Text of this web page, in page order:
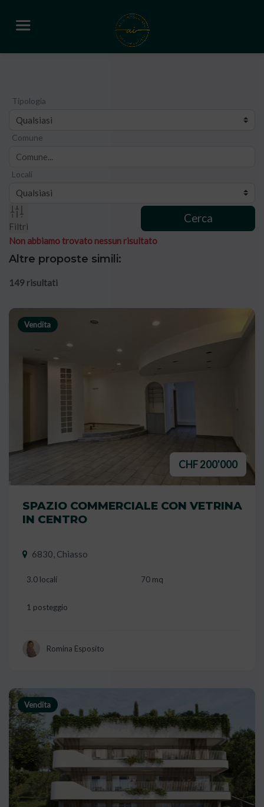
Tipologia
Comune
Locali
Filtri
Cerca
Non abbiamo trovato nessun risultato
Altre proposte simili:
149 risultati
Vendita
CHF 200'000
SPAZIO COMMERCIALE CON VETRINA
IN CENTRO
6830, Chiasso
3.0 locali 70 mq
1 posteggio
Romina Esposito
Vendita